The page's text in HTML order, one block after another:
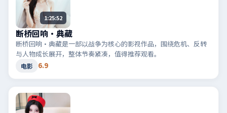
1:25:52
断桥回响·典藏
断桥回响·典藏是一部以战争为核心的影视作品，围绕危机、反转
与人物成长展开，整体节奏紧凑，值得推荐观看。
电影 6.9